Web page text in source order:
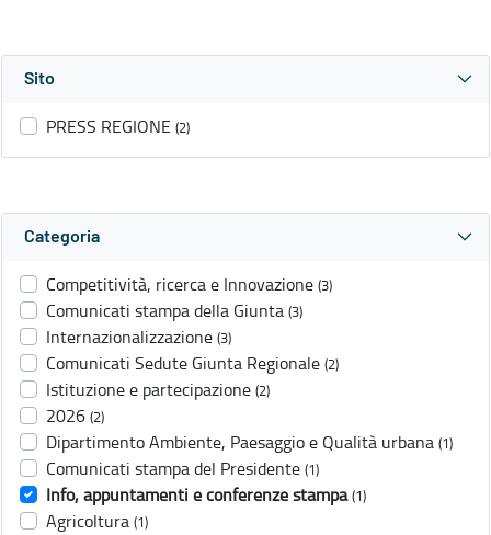
Sito
PRESS REGIONE (2)
Categoria
Competitività, ricerca e Innovazione (3)
Comunicati stampa della Giunta (3)
Internazionalizzazione (3)
Comunicati Sedute Giunta Regionale (2)
Istituzione e partecipazione (2)
2026 (2)
Dipartimento Ambiente, Paesaggio e Qualità urbana (1)
Comunicati stampa del Presidente (1)
Info, appuntamenti e conferenze stampa (1)
Agricoltura (1)